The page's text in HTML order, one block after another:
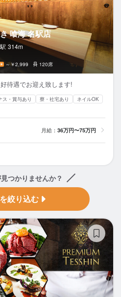
喰海 名駅店
駅 314m
～￥2,999 120席
待遇でお迎え致します!
ス・賞与あり 寮・社宅あり
ネイルOK
月給： 36万円〜75万円
つかりませんか？
絞り込む